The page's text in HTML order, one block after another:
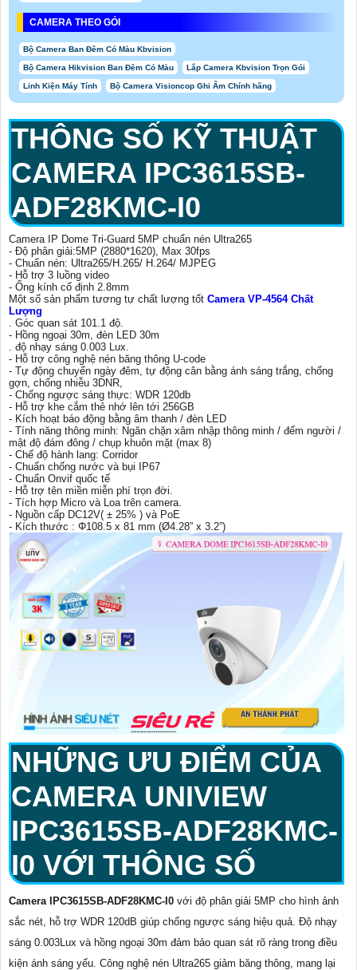
CAMERA THEO GÓI
Bộ Camera Ban Đêm Có Màu Kbvision
Bộ Camera Hikvision Ban Đêm Có Màu Lắp Camera Kbvision Trọn Gói
Linh Kiện Máy Tính Bộ Camera Visioncop Ghi Âm Chính hãng
THÔNG SỐ KỸ THUẬT
CAMERA IPC3615SB-
ADF28KMC-I0
Camera IP Dome Tri-Guard 5MP chuẩn nén Ultra265
- Độ phân giải:5MP (2880*1620), Max 30fps
- Chuẩn nén: Ultra265/H.265/ H.264/ MJPEG
- Hỗ trợ 3 luồng video
- Ống kính cố định 2.8mm
Một số sản phẩm tương tự chất lượng tốt Camera VP-4564 Chất
Lượng
. Góc quan sát 101.1 độ.
- Hồng ngoại 30m, đèn LED 30m
. độ nhạy sáng 0.003 Lux.
- Hỗ trợ công nghệ nén băng thông U-code
- Tự động chuyển ngày đêm, tự động cân bằng ánh sáng trắng, chống
gợn, chống nhiễu 3DNR,
- Chống ngược sáng thực: WDR 120db
- Hỗ trợ khe cắm thẻ nhớ lên tới 256GB
- Kích hoạt báo động bằng âm thanh / đèn LED
- Tính năng thông minh: Ngăn chặn xâm nhập thông minh / đếm người /
mật độ đám đông / chụp khuôn mặt (max 8)
- Chế độ hành lang: Corridor
- Chuẩn chống nước và bụi IP67
- Chuẩn Onvif quốc tế
- Hỗ trợ tên miền miễn phí trọn đời.
- Tích hợp Micro và Loa trên camera.
- Nguồn cấp DC12V( ± 25% ) và PoE
- Kích thước : Φ108.5 x 81 mm (Ø4.28” x 3.2”)
NHỮNG ƯU ĐIỂM CỦA
CAMERA UNIVIEW
IPC3615SB-ADF28KMC-
I0 VỚI THÔNG SỐ
Camera IPC3615SB-ADF28KMC-I0 với độ phân giải 5MP cho hình ảnh
sắc nét, hỗ trợ WDR 120dB giúp chống ngược sáng hiệu quả. Độ nhạy
sáng 0.003Lux và hồng ngoại 30m đảm bảo quan sát rõ ràng trong điều
kiện ánh sáng yếu. Công nghệ nén Ultra265 giảm băng thông, mang lại